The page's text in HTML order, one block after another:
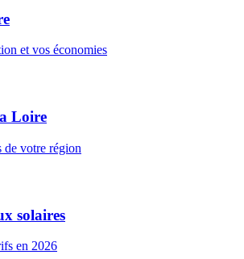
et vos économies
Loire
de votre région
solaires
en 2026